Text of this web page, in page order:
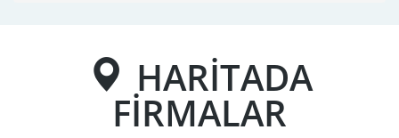
HARİTADA
FİRMALAR